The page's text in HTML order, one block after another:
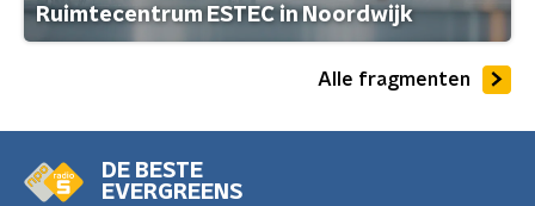
Ruimtecentrum ESTEC in Noordwijk
Alle fragmenten
DE BESTE
EVERGREENS